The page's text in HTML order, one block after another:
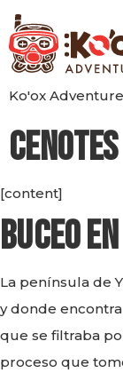
Ko'ox
Cenotes
[content]
Buceo
La península de
y donde
que se filtraba
proceso que